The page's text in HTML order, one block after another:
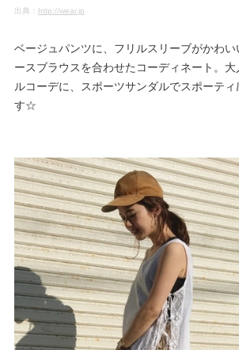
出典： http://wear.jp
ベージュパンツに、フリルスリーブがかわ
ースブラウスを合わせたコーディネート。
ルコーデに、スポーツサンダルでスポーティ
す☆